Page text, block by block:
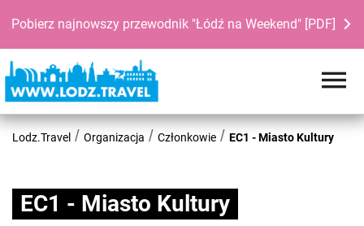
Pobierz najnowszy przewodnik "Łódź na Weekend" [PDF]
Lodz.Travel Organizacja Członkowie EC1 - Miasto Kultury
EC1 - Miasto Kultury